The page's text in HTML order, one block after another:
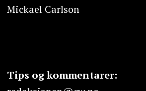
Mickael Carlson
Tips og kommentarer: